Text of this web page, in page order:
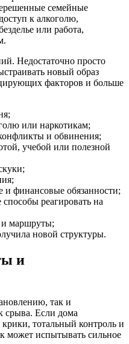
семейные
к алкоголю,
или работа,
Недостаточно просто
новый образ
факторов и больше
или наркотикам;
и обвинения;
учебой или полезной
финансовые обязанности;
реагировать на
и маршруты;
новой структуры.
и
так и
срыва. Если дома
тотальный контроль и
может испытывать сильное